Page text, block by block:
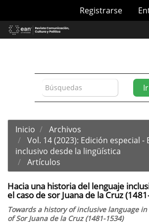
Contenido
principal
Registrarse
Ir
Inicio
Archivos
Vol. 14 (2023): Edición especial -
inclusivo desde la lingüística
Artículos
Hacia una historia del lenguaje
el caso de sor Juana de la Cruz
Towards a history of inclusive language
of Sor Juana de la Cruz (1481-1534)